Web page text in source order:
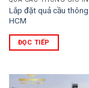
Lắp đặt quả cầu
HCM
ĐỌC TIẾP